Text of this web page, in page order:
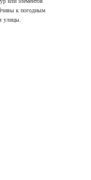
к погодным
улицы.